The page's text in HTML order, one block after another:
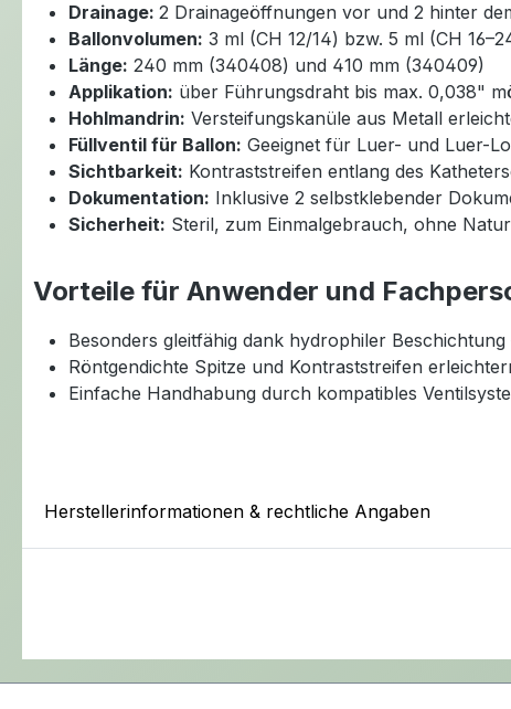
Drainage: 2 Drainageöffnungen vor und 2 hinter
Ballonvolumen: 3 ml (CH 12/14) bzw. 5 ml (CH
Länge: 240 mm (340408) und 410 mm (340409)
Applikation: über Führungsdraht bis max. 0,038"
Hohlmandrin: Versteifungskanüle aus Metall
Füllventil für Ballon: Geeignet für Luer- und Luer-
Sichtbarkeit: Kontraststreifen entlang des
Dokumentation: Inklusive 2 selbstklebender
Sicherheit: Steril, zum Einmalgebrauch, ohne
Vorteile für Anwender und
Besonders gleitfähig dank hydrophiler
Röntgendichte Spitze und Kontraststreifen
Einfache Handhabung durch kompatibles
Herstellerinformationen & rechtliche Angaben